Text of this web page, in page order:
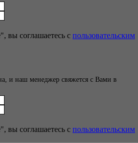
вы соглашаетесь с пользовательским
и наш менеджер свяжется с Вами в
вы соглашаетесь с пользовательским